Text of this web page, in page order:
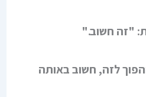
"זה חשוב."
לזה, חשוב באותה